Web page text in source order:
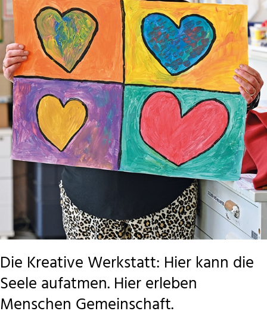
Die Kreative Werkstatt: Hier kann die
Seele aufatmen. Hier erleben
Menschen Gemeinschaft.